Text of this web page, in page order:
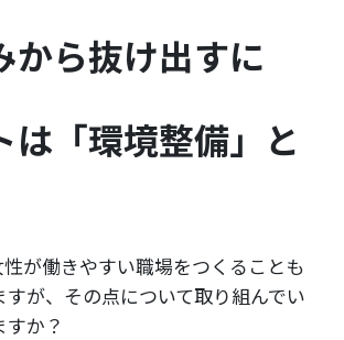
から抜け出すに
は「環境整備」と
が働きやすい職場をつくることも
が、その点について取り組んでい
か？